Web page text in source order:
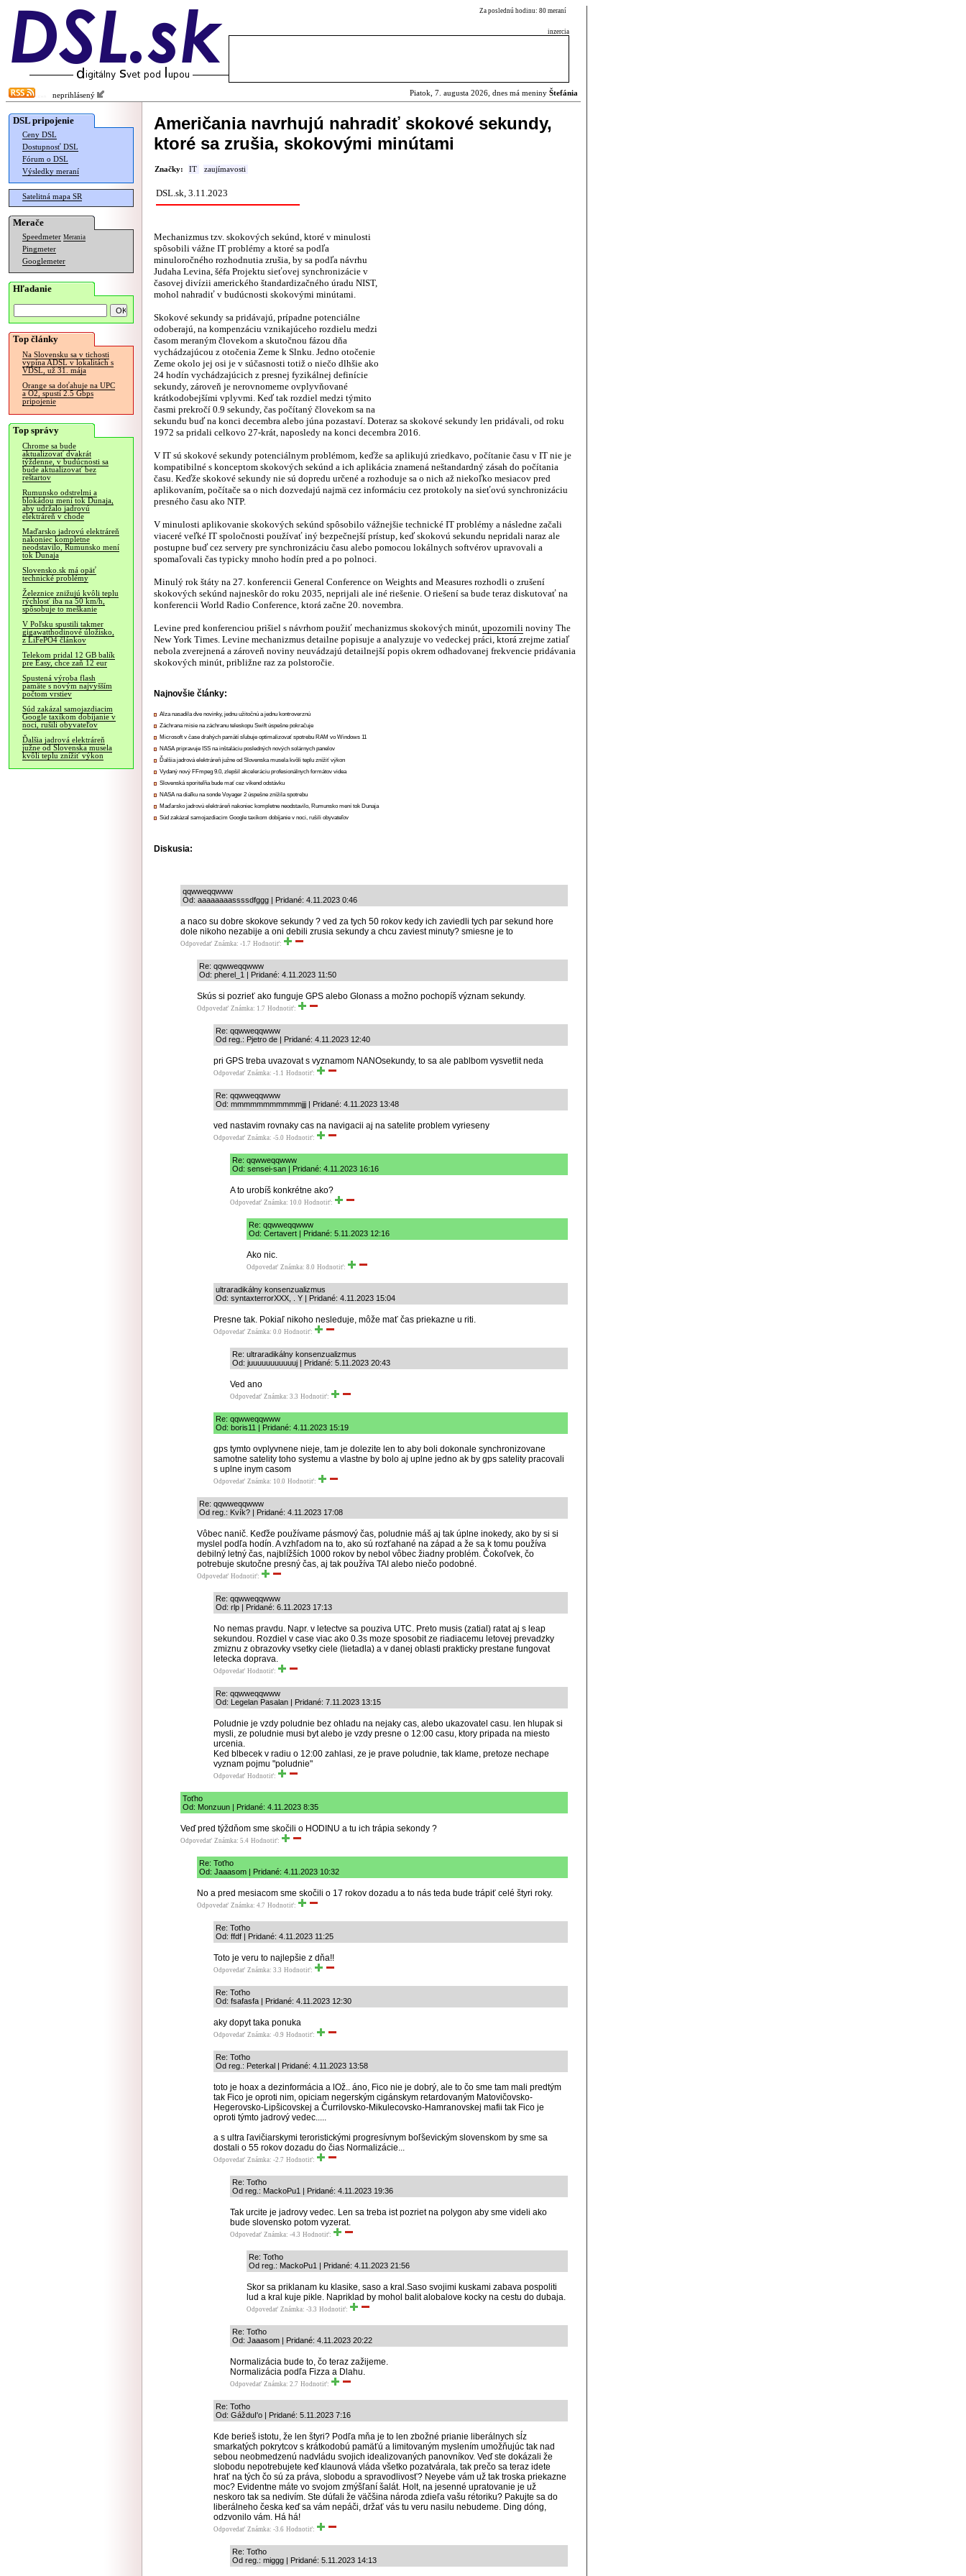
Za poslednú hodinu: 80 meraní
inzercia
neprihlásený Piatok, 7. augusta 2026, dnes má meniny Štefánia
DSL pripojenie
Ceny DSL
Dostupnosť DSL
Fórum o DSL
Výsledky meraní
Satelitná mapa SR
Merače
Speedmeter Merania
Pingmeter
Googlemeter
Hľadanie
Top články
Na Slovensku sa v tichosti
vypína ADSL v lokalitách s
VDSL, už 31. mája
Orange sa doťahuje na UPC
a O2, spustí 2.5 Gbps
pripojenie
Top správy
Chrome sa bude
aktualizovať dvakrát
týždenne, v budúcnosti sa
bude aktualizovať bez
reštartov
Rumunsko odstrelmi a
blokádou mení tok Dunaja,
aby udržalo jadrovú
elektráreň v chode
Maďarsko jadrovú elektráreň
nakoniec kompletne
neodstavilo, Rumunsko mení
tok Dunaja
Slovensko.sk má opäť
technické problémy
Železnice znižujú kvôli teplu
rýchlosť iba na 50 km/h,
spôsobuje to meškanie
V Poľsku spustili takmer
gigawatthodinové úložisko,
z LiFePO4 článkov
Telekom pridal 12 GB balík
pre Easy, chce zaň 12 eur
Spustená výroba flash
pamäte s novým najvyšším
počtom vrstiev
Súd zakázal samojazdiacim
Google taxíkom dobíjanie v
noci, rušili obyvateľov
Ďalšia jadrová elektráreň
južne od Slovenska musela
kvôli teplu znížiť výkon
Američania navrhujú nahradiť skokové sekundy,
ktoré sa zrušia, skokovými minútami
Značky: IT zaujímavosti
DSL.sk, 3.11.2023
Mechanizmus tzv. skokových sekúnd, ktoré v minulosti
spôsobili vážne IT problémy a ktoré sa podľa
minuloročného rozhodnutia zrušia, by sa podľa návrhu
Judaha Levina, šéfa Projektu sieťovej synchronizácie v
časovej divízii amerického štandardizačného úradu NIST,
mohol nahradiť v budúcnosti skokovými minútami.
Skokové sekundy sa pridávajú, prípadne potenciálne
odoberajú, na kompenzáciu vznikajúceho rozdielu medzi
časom meraným človekom a skutočnou fázou dňa
vychádzajúcou z otočenia Zeme k Slnku. Jedno otočenie
Zeme okolo jej osi je v súčasnosti totiž o niečo dlhšie ako
24 hodín vychádzajúcich z presnej fyzikálnej definície
sekundy, zároveň je nerovnomerne ovplyvňované
krátkodobejšími vplyvmi. Keď tak rozdiel medzi týmito
časmi prekročí 0.9 sekundy, čas počítaný človekom sa na
sekundu buď na konci decembra alebo júna pozastaví. Doteraz sa skokové sekundy len pridávali, od roku
1972 sa pridali celkovo 27-krát, naposledy na konci decembra 2016.
V IT sú skokové sekundy potenciálnym problémom, keďže sa aplikujú zriedkavo, počítanie času v IT nie je
kompatibilné s konceptom skokových sekúnd a ich aplikácia znamená neštandardný zásah do počítania
času. Keďže skokové sekundy nie sú dopredu určené a rozhoduje sa o nich až niekoľko mesiacov pred
aplikovaním, počítače sa o nich dozvedajú najmä cez informáciu cez protokoly na sieťovú synchronizáciu
presného času ako NTP.
V minulosti aplikovanie skokových sekúnd spôsobilo vážnejšie technické IT problémy a následne začali
viaceré veľké IT spoločnosti používať iný bezpečnejší prístup, keď skokovú sekundu nepridali naraz ale
postupne buď cez servery pre synchronizáciu času alebo pomocou lokálnych softvérov upravovali a
spomaľovali čas typicky mnoho hodín pred a po polnoci.
Minulý rok štáty na 27. konferencii General Conference on Weights and Measures rozhodli o zrušení
skokových sekúnd najneskôr do roku 2035, neprijali ale iné riešenie. O riešení sa bude teraz diskutovať na
konferencii World Radio Conference, ktorá začne 20. novembra.
Levine pred konferenciou prišiel s návrhom použiť mechanizmus skokových minút, upozornili noviny The
New York Times. Levine mechanizmus detailne popisuje a analyzuje vo vedeckej práci, ktorá zrejme zatiaľ
nebola zverejnená a zároveň noviny neuvádzajú detailnejší popis okrem odhadovanej frekvencie pridávania
skokových minút, približne raz za polstoročie.
Najnovšie články:
Alza nasadila dve novinky, jednu užitočnú a jednu kontroverznú
Záchrana misie na záchranu teleskopu Swift úspešne pokračuje
Microsoft v čase drahých pamätí sľubuje optimalizovať spotrebu RAM vo Windows 11
NASA pripravuje ISS na inštaláciu posledných nových solárnych panelov
Ďalšia jadrová elektráreň južne od Slovenska musela kvôli teplu znížiť výkon
Vydaný nový FFmpeg 9.0, zlepšil akceleráciu profesionálnych formátov videa
Slovenská sporiteľňa bude mať cez víkend odstávku
NASA na diaľku na sonde Voyager 2 úspešne znížila spotrebu
Maďarsko jadrovú elektráreň nakoniec kompletne neodstavilo, Rumunsko mení tok Dunaja
Súd zakázal samojazdiacim Google taxíkom dobíjanie v noci, rušili obyvateľov
Diskusia:
qqwweqqwww
Od: aaaaaaaassssdfggg | Pridané: 4.11.2023 0:46
a naco su dobre skokove sekundy ? ved za tych 50 rokov kedy ich zaviedli tych par sekund hore
dole nikoho nezabije a oni debili zrusia sekundy a chcu zaviest minuty? smiesne je to
Odpovedať Známka: -1.7 Hodnotiť:
Re: qqwweqqwww
Od: pherel_1 | Pridané: 4.11.2023 11:50
Skús si pozrieť ako funguje GPS alebo Glonass a možno pochopíš význam sekundy.
Odpovedať Známka: 1.7 Hodnotiť:
Re: qqwweqqwww
Od reg.: Pjetro de | Pridané: 4.11.2023 12:40
pri GPS treba uvazovat s vyznamom NANOsekundy, to sa ale pablbom vysvetlit neda
Odpovedať Známka: -1.1 Hodnotiť:
Re: qqwweqqwww
Od: mmmmmmmmmmmjjj | Pridané: 4.11.2023 13:48
ved nastavim rovnaky cas na navigacii aj na satelite problem vyrieseny
Odpovedať Známka: -5.0 Hodnotiť:
Re: qqwweqqwww
Od: sensei-san | Pridané: 4.11.2023 16:16
A to urobíš konkrétne ako?
Odpovedať Známka: 10.0 Hodnotiť:
Re: qqwweqqwww
Od: Certavert | Pridané: 5.11.2023 12:16
Ako nic.
Odpovedať Známka: 8.0 Hodnotiť:
ultraradikálny konsenzualizmus
Od: syntaxterrorXXX, . Y | Pridané: 4.11.2023 15:04
Presne tak. Pokiaľ nikoho nesleduje, môže mať čas priekazne u riti.
Odpovedať Známka: 0.0 Hodnotiť:
Re: ultraradikálny konsenzualizmus
Od: juuuuuuuuuuuj | Pridané: 5.11.2023 20:43
Ved ano
Odpovedať Známka: 3.3 Hodnotiť:
Re: qqwweqqwww
Od: boris11 | Pridané: 4.11.2023 15:19
gps tymto ovplyvnene nieje, tam je dolezite len to aby boli dokonale synchronizovane
samotne satelity toho systemu a vlastne by bolo aj uplne jedno ak by gps satelity pracovali
s uplne inym casom
Odpovedať Známka: 10.0 Hodnotiť:
Re: qqwweqqwww
Od reg.: Kvík? | Pridané: 4.11.2023 17:08
Vôbec nanič. Keďže používame pásmový čas, poludnie máš aj tak úplne inokedy, ako by si si
myslel podľa hodín. A vzhľadom na to, ako sú rozťahané na západ a že sa k tomu používa
debilný letný čas, najblížších 1000 rokov by nebol vôbec žiadny problém. Čokoľvek, čo
potrebuje skutočne presný čas, aj tak používa TAI alebo niečo podobné.
Odpovedať Hodnotiť:
Re: qqwweqqwww
Od: rlp | Pridané: 6.11.2023 17:13
No nemas pravdu. Napr. v letectve sa pouziva UTC. Preto musis (zatial) ratat aj s leap
sekundou. Rozdiel v case viac ako 0.3s moze sposobit ze riadiacemu letovej prevadzky
zmiznu z obrazovky vsetky ciele (lietadla) a v danej oblasti prakticky prestane fungovat
letecka doprava.
Odpovedať Hodnotiť:
Re: qqwweqqwww
Od: Legelan Pasalan | Pridané: 7.11.2023 13:15
Poludnie je vzdy poludnie bez ohladu na nejaky cas, alebo ukazovatel casu. len hlupak si
mysli, ze poludnie musi byt alebo je vzdy presne o 12:00 casu, ktory pripada na miesto
urcenia.
Ked blbecek v radiu o 12:00 zahlasi, ze je prave poludnie, tak klame, pretoze nechape
vyznam pojmu "poludnie"
Odpovedať Hodnotiť:
Toťho
Od: Monzuun | Pridané: 4.11.2023 8:35
Veď pred týždňom sme skočili o HODINU a tu ich trápia sekondy ?
Odpovedať Známka: 5.4 Hodnotiť:
Re: Toťho
Od: Jaaasom | Pridané: 4.11.2023 10:32
No a pred mesiacom sme skočili o 17 rokov dozadu a to nás teda bude trápiť celé štyri roky.
Odpovedať Známka: 4.7 Hodnotiť:
Re: Toťho
Od: ffdf | Pridané: 4.11.2023 11:25
Toto je veru to najlepšie z dňa!!
Odpovedať Známka: 3.3 Hodnotiť:
Re: Toťho
Od: fsafasfa | Pridané: 4.11.2023 12:30
aky dopyt taka ponuka
Odpovedať Známka: -0.9 Hodnotiť:
Re: Toťho
Od reg.: Peterkal | Pridané: 4.11.2023 13:58
toto je hoax a dezinformácia a lOž.. áno, Fico nie je dobrý, ale to čo sme tam mali predtým
tak Fico je oproti nim, opiciam negerským cigánskym retardovaným Matovičovsko-
Hegerovsko-Lipšicovskej a Čurrilovsko-Mikulecovsko-Hamranovskej mafii tak Fico je
oproti týmto jadrový vedec.....
a s ultra ľavičiarskymi teroristickými progresívnym boľševickým slovenskom by sme sa
dostali o 55 rokov dozadu do čias Normalizácie...
Odpovedať Známka: -2.7 Hodnotiť:
Re: Toťho
Od reg.: MackoPu1 | Pridané: 4.11.2023 19:36
Tak urcite je jadrovy vedec. Len sa treba ist pozriet na polygon aby sme videli ako
bude slovensko potom vyzerat.
Odpovedať Známka: -4.3 Hodnotiť:
Re: Toťho
Od reg.: MackoPu1 | Pridané: 4.11.2023 21:56
Skor sa priklanam ku klasike, saso a kral.Saso svojimi kuskami zabava pospoliti
lud a kral kuje pikle. Napriklad by mohol balit alobalove kocky na cestu do dubaja.
Odpovedať Známka: -3.3 Hodnotiť:
Re: Toťho
Od: Jaaasom | Pridané: 4.11.2023 20:22
Normalizácia bude to, čo teraz zažijeme.
Normalizácia podľa Fizza a Dlahu.
Odpovedať Známka: 2.7 Hodnotiť:
Re: Toťho
Od: GážduI'o | Pridané: 5.11.2023 7:16
Kde berieš istotu, že len štyri? Podľa mňa je to len zbožné prianie liberálnych sĺz
smarkatých pokrytcov s krátkodobú pamäťú a limitovaným myslením umožňujúc tak nad
sebou neobmedzenú nadvládu svojich idealizovaných panovníkov. Veď ste dokázali že
slobodu nepotrebujete keď klaunová vláda všetko pozatvárala, tak prečo sa teraz idete
hrať na tých čo sú za práva, slobodu a spravodlivosť? Neyebe vám už tak troska priekazne
moc? Evidentne máte vo svojom zmýšľaní šalát. Holt, na jesenné upratovanie je už
neskoro tak sa nedivím. Ste dúfali že väčšina národa zdieľa vašu rétoriku? Pakujte sa do
liberálneho česka keď sa vám nepáči, držať vás tu veru nasilu nebudeme. Ding dóng,
odzvonilo vám. Há há!
Odpovedať Známka: -3.6 Hodnotiť:
Re: Toťho
Od reg.: miggg | Pridané: 5.11.2023 14:13